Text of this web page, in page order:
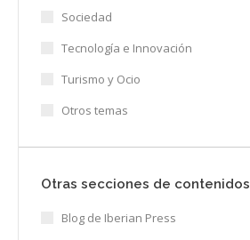
Sociedad
Tecnología e Innovación
Turismo y Ocio
Otros temas
Otras secciones de contenidos
Blog de Iberian Press